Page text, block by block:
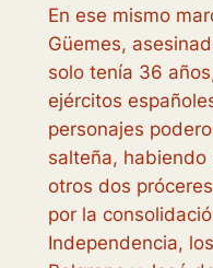
En ese mismo
Güemes,
solo tenía 36
ejércitos
personajes
salteña,
otros dos
por la
Independencia,